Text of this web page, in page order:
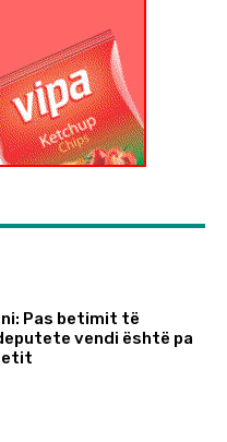
Pas betimit të
vendi është pa